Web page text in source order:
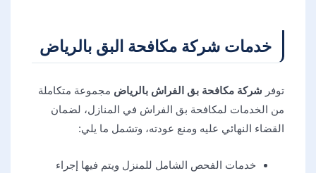
خدمات شركة مكافحة البق بالرياض
توفر شركة مكافحة بق الفراش بالرياض مجموعة متكاملة
من الخدمات لمكافحة بق الفراش في المنازل، لضمان
القضاء النهائي عليه ومنع عودته، وتشمل ما يلي:
خدمات الفحص الشامل للمنزل ويتم فيها إجراء